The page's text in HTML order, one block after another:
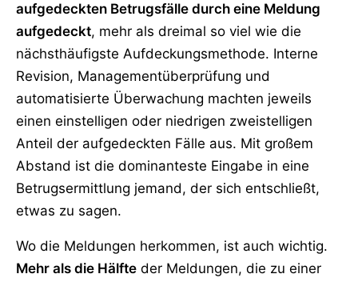
aufgedeckten Betrugsfälle durch eine Meldung
aufgedeckt, mehr als dreimal so viel wie die
nächsthäufigste Aufdeckungsmethode. Interne
Revision, Managementüberprüfung und
automatisierte Überwachung machten jeweils
einen einstelligen oder niedrigen zweistelligen
Anteil der aufgedeckten Fälle aus. Mit großem
Abstand ist die dominanteste Eingabe in eine
Betrugsermittlung jemand, der sich entschließt,
etwas zu sagen.
Wo die Meldungen herkommen, ist auch wichtig.
Mehr als die Hälfte der Meldungen, die zu einer